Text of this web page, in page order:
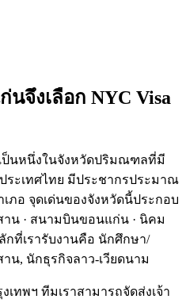
นจึงเลือก NYC Visa
ป็นหนึ่งในจังหวัดปริมณฑลที่มี
ระเทศไทย มีประชากรประมาณ
เภอ จุดเด่นของจังหวัดนี้ประกอบ
น · สนามบินขอนแก่น · นิคม
ที่เรารับงานคือ นักศึกษา/
น, นักธุรกิจลาว-เวียดนาม
เทพฯ ทีมเราสามารถจัดส่งเจ้า